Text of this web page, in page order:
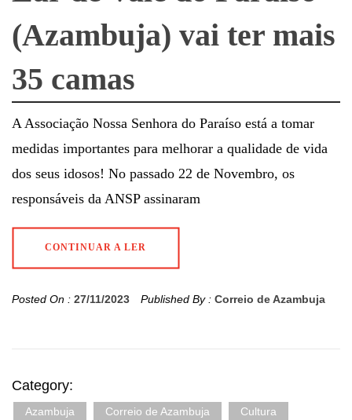
(Azambuja) vai ter mais
35 camas
A Associação Nossa Senhora do Paraíso está a tomar
medidas importantes para melhorar a qualidade de vida
dos seus idosos! No passado 22 de Novembro, os
responsáveis da ANSP assinaram
CONTINUAR A LER
Posted On : 27/11/2023 Published By : Correio de Azambuja
Category:
Azambuja Correio de Azambuja
Cultura